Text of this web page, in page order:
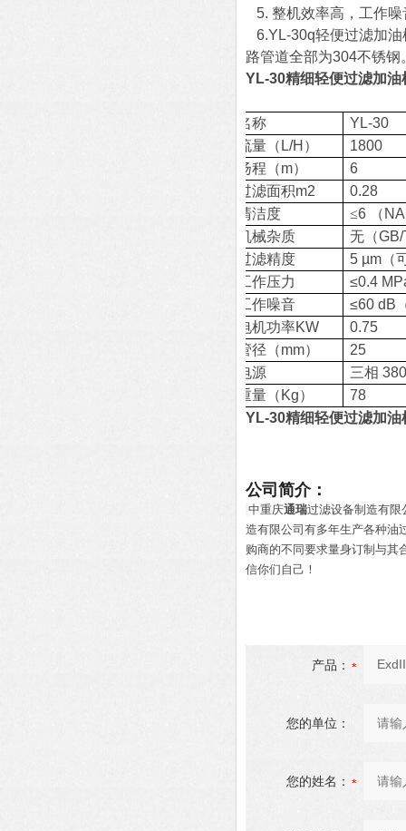
5. 整机效率高，工作噪
6.YL-30q轻便过滤加油
路管道全部为304不锈钢
YL-30精细轻便过滤加油
名称
YL-30
流量 （L/H）
1800
扬程 （m）
6
过滤面积m2
0.28
清洁度
≤6 （
机械杂质
无（
过滤精度
5 µm （
工作压力
≤0.4
工作噪音
≤60 dB
电机功率KW
0.75
管径 （mm）
25
电源
三相
重量 （Kg）
78
YL-30精细轻便过滤加油
公司简介：
中重庆通瑞过滤设备制造有限
造有限公司有多年生产各种油
购商的不同要求量身订制与其
信你们自己！
产品：
您的单位：
您的姓名：